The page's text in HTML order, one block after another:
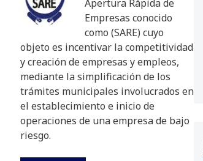
Apertura Rápida de
Empresas conocido
como (SARE) cuyo
objeto es incentivar la competitividad
y creación de empresas y empleos,
mediante la simplificación de los
trámites municipales involucrados en
el establecimiento e inicio de
operaciones de una empresa de bajo
riesgo.